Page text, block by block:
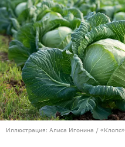
Иллюстрация: Алиса Игонина / «Клопс»